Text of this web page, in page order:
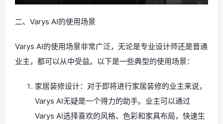
二、Varys AI的使用场景
Varys AI的使用场景非常广泛，无论是专业设计师还是普通
业主，都可以从中受益。以下是一些典型的使用场景：
家居装修设计：对于即将进行家居装修的业主来说，
Varys AI无疑是一个得力的助手。业主可以通过
Varys AI选择喜欢的风格、色彩和家具布局，快速生